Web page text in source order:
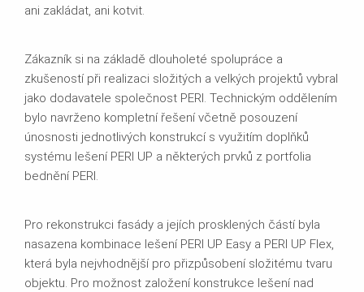
ani zakládat, ani kotvit.
Zákazník si na základě dlouholeté spolupráce a
zkušeností při realizaci složitých a velkých projektů vybral
jako dodavatele společnost PERI. Technickým oddělením
bylo navrženo kompletní řešení včetně posouzení
únosnosti jednotlivých konstrukcí s využitím doplňků
systému lešení PERI UP a některých prvků z portfolia
bednění PERI.
Pro rekonstrukci fasády a jejích prosklených částí byla
nasazena kombinace lešení PERI UP Easy a PERI UP Flex,
která byla nejvhodnější pro přizpůsobení složitému tvaru
objektu. Pro možnost založení konstrukce lešení nad